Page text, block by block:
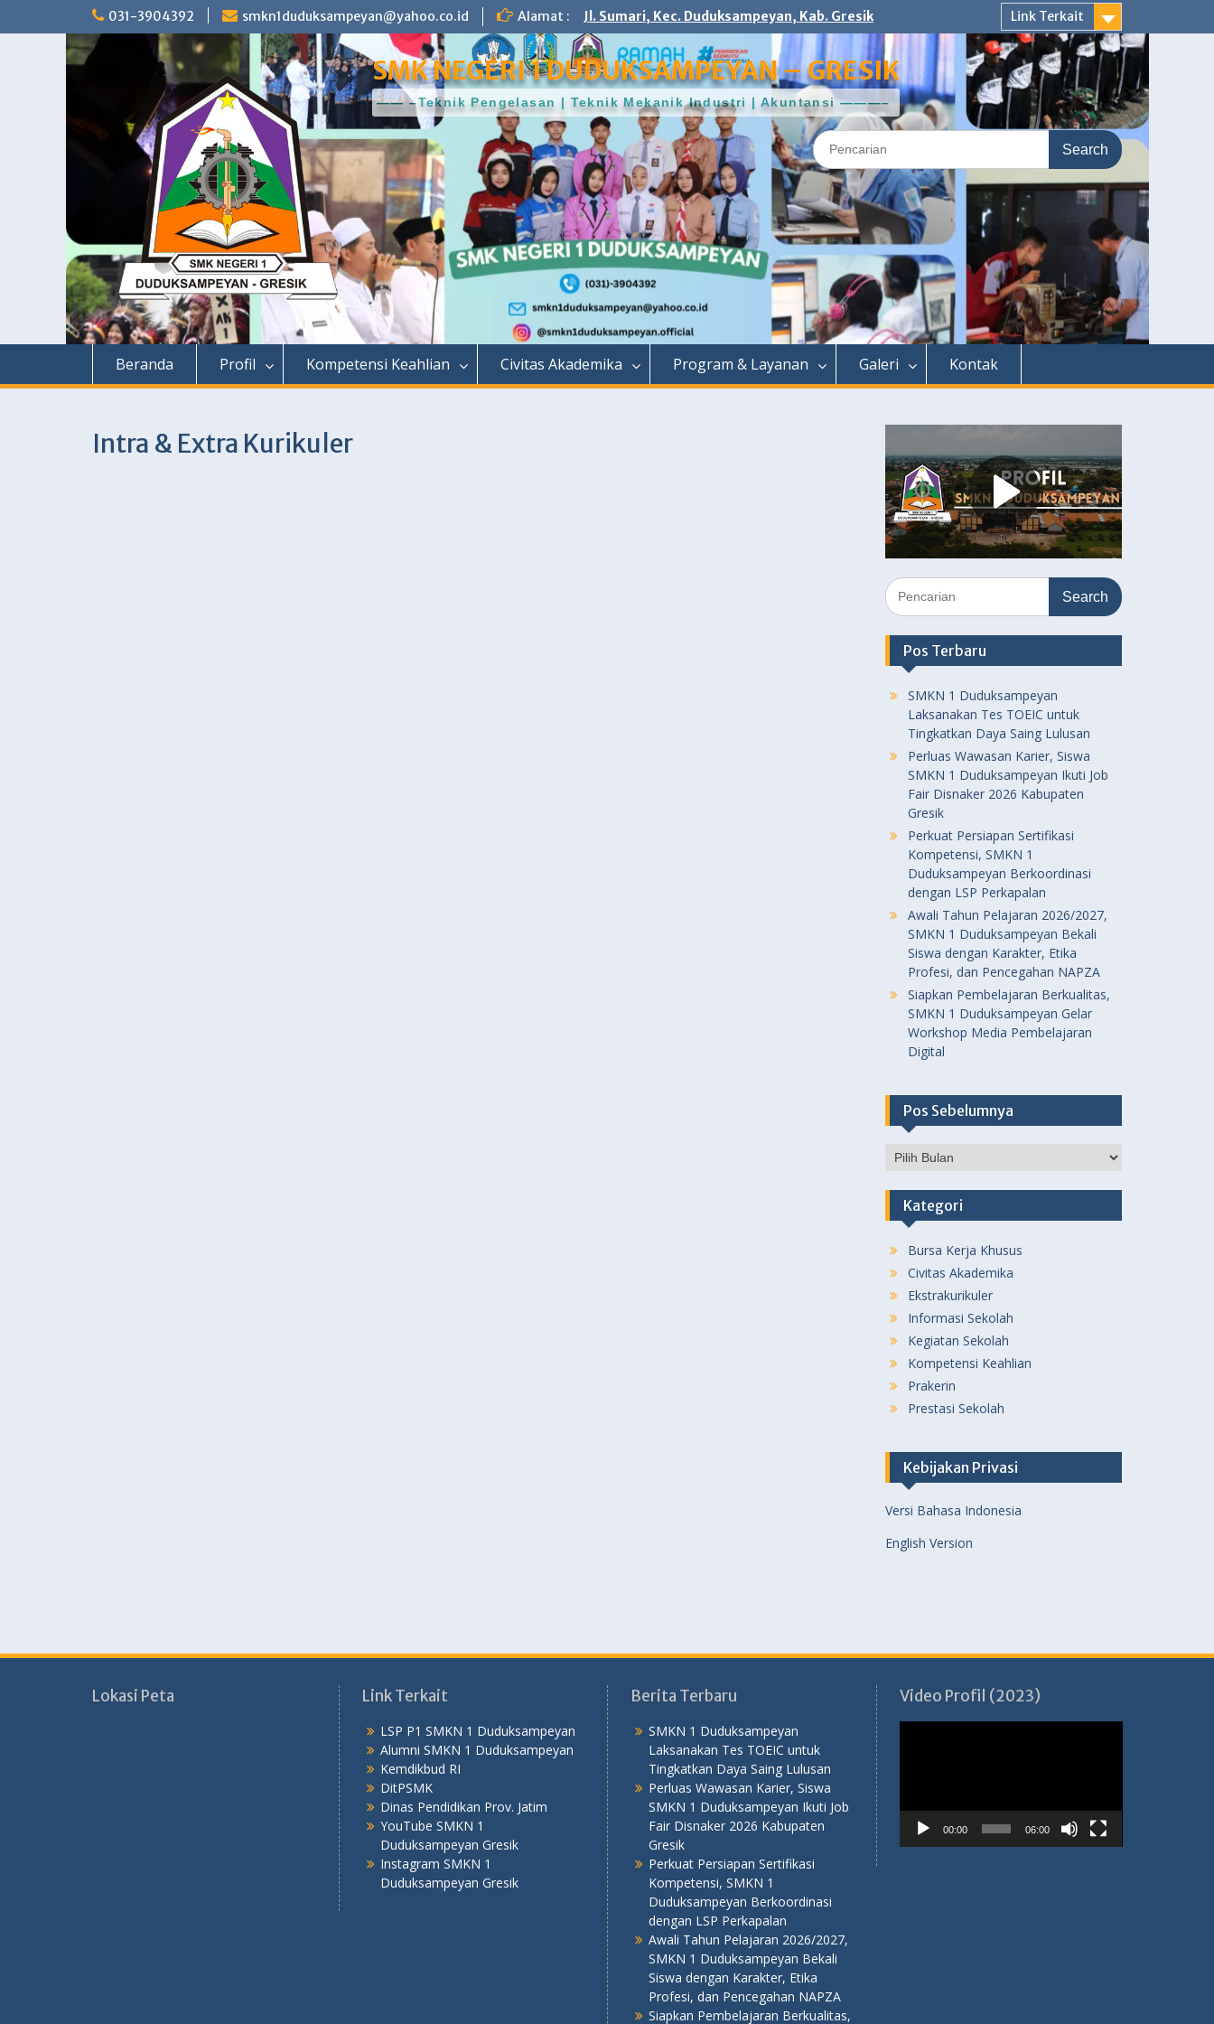
031-3904392 smkn1duduksampeyan@yahoo.co.id Alamat : Jl. Sumari, Kec. Duduksampeyan, Kab. Gresik Link Terkait
SMK NEGERI 1 DUDUKSAMPEYAN – GRESIK
—— –Teknik Pengelasan | Teknik Mekanik Industri | Akuntansi ———–
Search
for:
Beranda Profil Kompetensi Keahlian Civitas Akademika Program & Layanan Galeri Kontak
Intra & Extra Kurikuler
Search
for:
Pos Terbaru
SMKN 1 Duduksampeyan
Laksanakan Tes TOEIC untuk
Tingkatkan Daya Saing Lulusan
Perluas Wawasan Karier, Siswa
SMKN 1 Duduksampeyan Ikuti Job
Fair Disnaker 2026 Kabupaten
Gresik
Perkuat Persiapan Sertifikasi
Kompetensi, SMKN 1
Duduksampeyan Berkoordinasi
dengan LSP Perkapalan
Awali Tahun Pelajaran 2026/2027,
SMKN 1 Duduksampeyan Bekali
Siswa dengan Karakter, Etika
Profesi, dan Pencegahan NAPZA
Siapkan Pembelajaran Berkualitas,
SMKN 1 Duduksampeyan Gelar
Workshop Media Pembelajaran
Digital
Pos Sebelumnya
Pos
Kategori
Bursa Kerja Khusus
Civitas Akademika
Ekstrakurikuler
Informasi Sekolah
Kegiatan Sekolah
Kompetensi Keahlian
Prakerin
Prestasi Sekolah
Kebijakan Privasi
Versi Bahasa Indonesia
English Version
Lokasi Peta Link Terkait
LSP P1 SMKN 1 Duduksampeyan
Alumni SMKN 1 Duduksampeyan
Kemdikbud RI
DitPSMK
Dinas Pendidikan Prov. Jatim
YouTube SMKN 1
Duduksampeyan Gresik
Instagram SMKN 1
Duduksampeyan Gresik
Berita Terbaru
SMKN 1 Duduksampeyan
Laksanakan Tes TOEIC untuk
Tingkatkan Daya Saing Lulusan
Perluas Wawasan Karier, Siswa
SMKN 1 Duduksampeyan Ikuti Job
Fair Disnaker 2026 Kabupaten
Gresik
Perkuat Persiapan Sertifikasi
Kompetensi, SMKN 1
Duduksampeyan Berkoordinasi
dengan LSP Perkapalan
Awali Tahun Pelajaran 2026/2027,
SMKN 1 Duduksampeyan Bekali
Siswa dengan Karakter, Etika
Profesi, dan Pencegahan NAPZA
Siapkan Pembelajaran Berkualitas,
Video Profil (2023)
00:00 06:00